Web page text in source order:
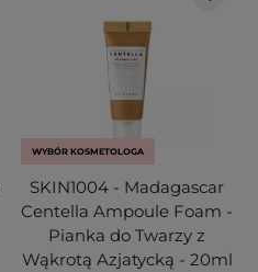
WYBÓR KOSMETOLOGA
SKIN1004 - Madagascar
Centella Ampoule Foam -
Pianka do Twarzy z
Wąkrotą Azjatycką - 20ml